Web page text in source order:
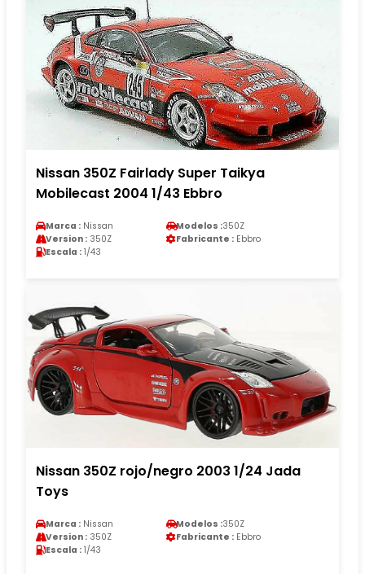
Nissan 350Z Fairlady Super Taikya
Mobilecast 2004 1/43 Ebbro
Marca : Nissan Modelos :350Z
Version : 350Z Fabricante : Ebbro
Escala : 1/43
Nissan 350Z rojo/negro 2003 1/24 Jada
Toys
Marca : Nissan Modelos :350Z
Version : 350Z Fabricante : Ebbro
Escala : 1/43